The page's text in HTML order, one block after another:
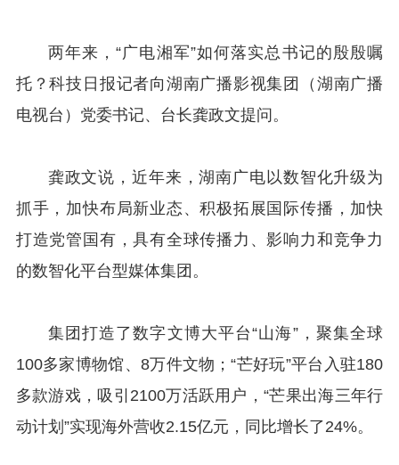
两年来，“广电湘军”如何落实总书记的殷殷嘱
托？科技日报记者向湖南广播影视集团（湖南广播
电视台）党委书记、台长龚政文提问。
龚政文说，近年来，湖南广电以数智化升级为
抓手，加快布局新业态、积极拓展国际传播，加快
打造党管国有，具有全球传播力、影响力和竞争力
的数智化平台型媒体集团。
集团打造了数字文博大平台“山海”，聚集全球
100多家博物馆、8万件文物；“芒好玩”平台入驻180
多款游戏，吸引2100万活跃用户，“芒果出海三年行
动计划”实现海外营收2.15亿元，同比增长了24%。